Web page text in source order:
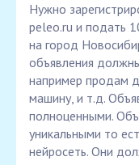
Нужно
peleo.ru и подать
на город
объявления
например продам
машину, и т.д.
полноценными.
уникальными то
нейросеть. Они